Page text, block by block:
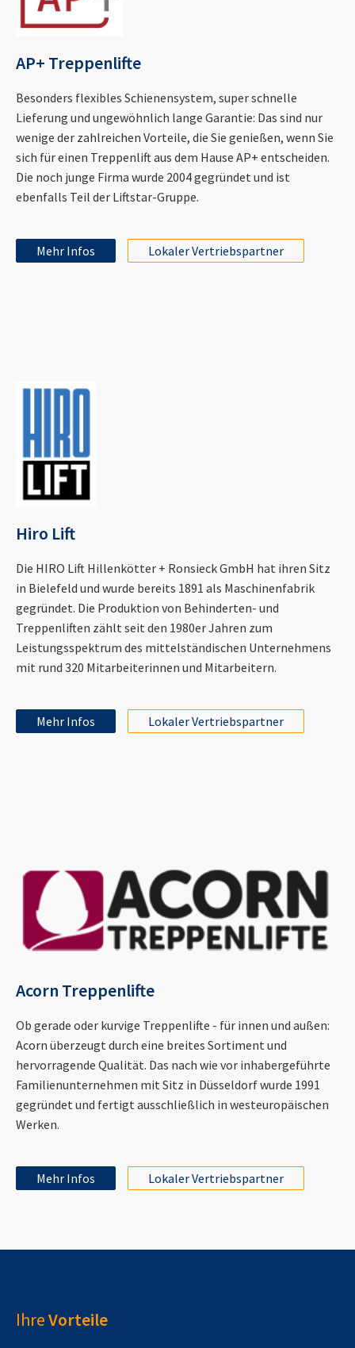
AP+ Treppenlifte
Besonders flexibles Schienensystem, super schnelle
Lieferung und ungewöhnlich lange Garantie: Das sind nur
wenige der zahlreichen Vorteile, die Sie genießen, wenn Sie
sich für einen Treppenlift aus dem Hause AP+ entscheiden.
Die noch junge Firma wurde 2004 gegründet und ist
ebenfalls Teil der Liftstar-Gruppe.
Mehr Infos Lokaler Vertriebspartner
Hiro Lift
Die HIRO Lift Hillenkötter + Ronsieck GmbH hat ihren Sitz
in Bielefeld und wurde bereits 1891 als Maschinenfabrik
gegründet. Die Produktion von Behinderten- und
Treppenliften zählt seit den 1980er Jahren zum
Leistungsspektrum des mittelständischen Unternehmens
mit rund 320 Mitarbeiterinnen und Mitarbeitern.
Mehr Infos Lokaler Vertriebspartner
Acorn Treppenlifte
Ob gerade oder kurvige Treppenlifte - für innen und außen:
Acorn überzeugt durch eine breites Sortiment und
hervorragende Qualität. Das nach wie vor inhabergeführte
Familienunternehmen mit Sitz in Düsseldorf wurde 1991
gegründet und fertigt ausschließlich in westeuropäischen
Werken.
Mehr Infos Lokaler Vertriebspartner
IhreVorteile